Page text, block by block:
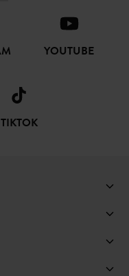
YOUTUBE
TIKTOK